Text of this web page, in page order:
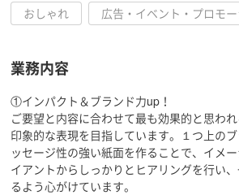
おしゃれ
広告・イベント・プロモ
業務内容
①インパクト＆ブランド力up！
ご要望と内容に合わせて最も効果的と思われ
印象的な表現を目指しています。１つ上の
ッセージ性の強い紙面を作ることで、イメ
イアントからしっかりとヒアリングを行い
るよう心がけています。